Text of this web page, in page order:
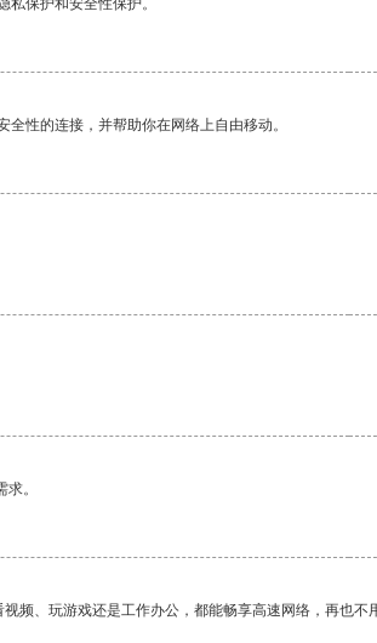
保护和安全性保护。
性的连接，并帮助你在网络上自由移动。
。
频、玩游戏还是工作办公，都能畅享高速网络，再也